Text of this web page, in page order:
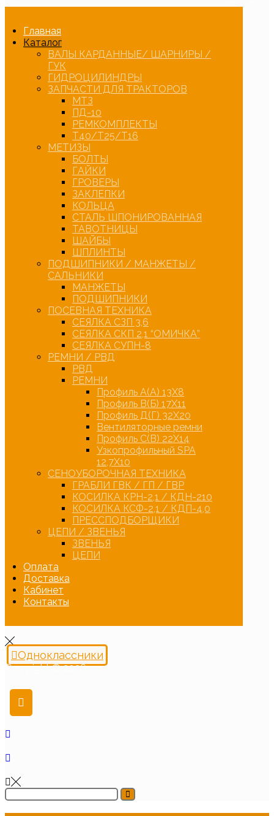
Главная
Каталог
ВАЛЫ КАРДАННЫЕ/ ШАРНИРЫ /
ГУК
ГИДРОЦИЛИНДРЫ
ЗАПЧАСТИ ДЛЯ ТРАКТОРОВ
МТЗ
ПД-10
РЕМКОМПЛЕКТЫ
Т40/Т25/Т16
МЕТИЗЫ
БОЛТЫ
ГАЙКИ
ГРОВЕРЫ
ЗАКЛЕПКИ
КОЛЬЦА
СТАЛЬ ШПОНИРОВАННАЯ
ТАВОТНИЦЫ
ШАЙБЫ
ШПЛИНТЫ
ПОДШИПНИКИ / МАНЖЕТЫ /
САЛЬНИКИ
МАНЖЕТЫ
ПОДШИПНИКИ
ПОСЕВНАЯ ТЕХНИКА
СЕЯЛКА СЗП 3,6
СЕЯЛКА СКП 2,1 “ОМИЧКА”
СЕЯЛКА СУПН-8
РЕМНИ / РВД
РВД
РЕМНИ
Профиль А(А) 13Х8
Профиль В(Б) 17Х11
Профиль Д(Г) 32Х20
Вентиляторные ремни
Профиль С(В) 22Х14
Узкопрофильный SPA
12,7Х10
СЕНОУБОРОЧНАЯ ТЕХНИКА
ГРАБЛИ ГВК / ГП / ГВР
КОСИЛКА КРН-2,1 / КДН-210
КОСИЛКА КСФ-2,1 / КДП-4,0
ПРЕССПОДБОРЩИКИ
ЦЕПИ / ЗВЕНЬЯ
ЗВЕНЬЯ
ЦЕПИ
Оплата
Доставка
Кабинет
Контакты
Одноклассники
Copyright © 2026